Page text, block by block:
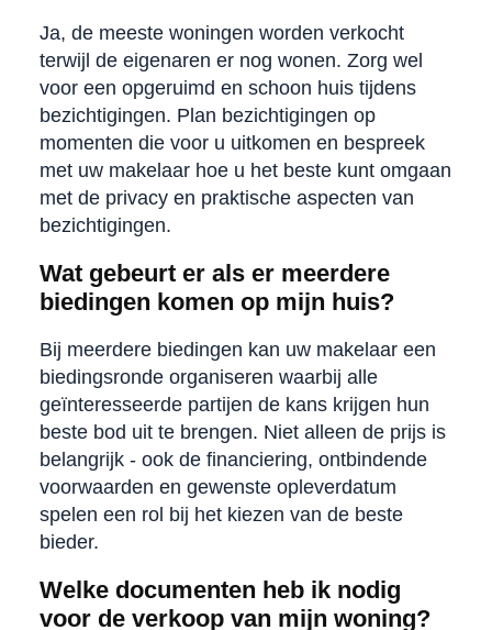
Ja, de meeste woningen worden verkocht
terwijl de eigenaren er nog wonen. Zorg wel
voor een opgeruimd en schoon huis tijdens
bezichtigingen. Plan bezichtigingen op
momenten die voor u uitkomen en bespreek
met uw makelaar hoe u het beste kunt omgaan
met de privacy en praktische aspecten van
bezichtigingen.
Wat gebeurt er als er meerdere
biedingen komen op mijn huis?
Bij meerdere biedingen kan uw makelaar een
biedingsronde organiseren waarbij alle
geïnteresseerde partijen de kans krijgen hun
beste bod uit te brengen. Niet alleen de prijs is
belangrijk - ook de financiering, ontbindende
voorwaarden en gewenste opleverdatum
spelen een rol bij het kiezen van de beste
bieder.
Welke documenten heb ik nodig
voor de verkoop van mijn woning?